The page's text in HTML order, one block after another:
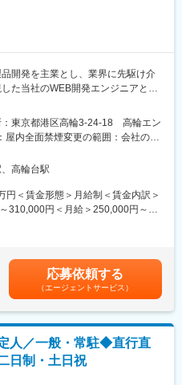
開発を主業とし、業界に先駆け介
た当社のWEB開発エンジニアとし
（ケアカルテ）」の開発および
上げフェーズから一緒にご担当いた
とは：
現場の記録からプラン・請求まで介
（ケアカルテ）」の開
：東京都港区高輪3-24-18 高輪エン
屋内全面禁煙変更の範囲：会社の定
高輪台駅
円＜賃金形態＞月給制＜賃金内訳＞
310,000円＜月給＞250,000円～
る可能性があります。月給(月額)は固
応募依頼する
（エージェントサービス）
人／一般・常駐◆直行直
日制・土日祝